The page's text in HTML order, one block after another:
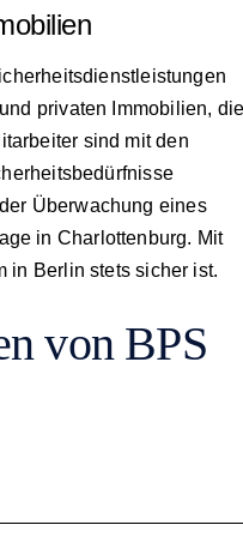
privaten Immobilien,
sind mit den
Überwachung eines
in Charlottenburg. Mit
in Berlin stets sicher ist.
von BPS